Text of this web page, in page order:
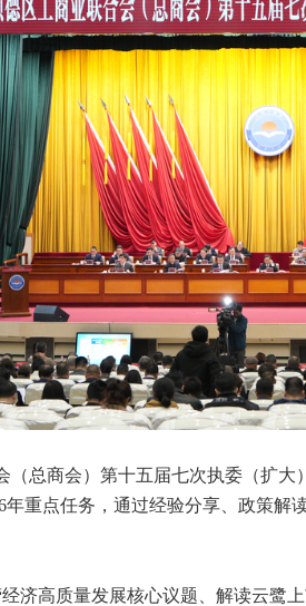
总商会）第十五届七次执委（扩大
年重点任务，通过经验分享、政策
高质量发展核心议题、解读云鹭